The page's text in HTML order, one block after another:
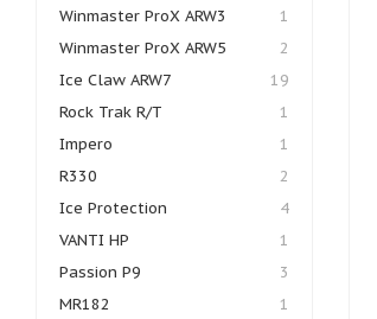
Winmaster ProX ARW3
1
Winmaster ProX ARW5
2
Ice Claw ARW7
19
Rock Trak R/T
1
Impero
1
R330
2
Ice Protection
4
VANTI HP
1
Passion P9
3
MR182
1